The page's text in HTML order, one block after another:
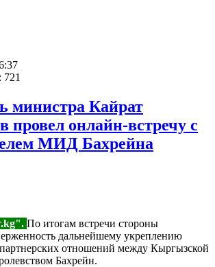
министра Кайрат
провел онлайн-встречу с
МИД Бахрейна
По итогам встречи стороны
дальнейшему укреплению
отношений между Кыргызской
Бахрейн.